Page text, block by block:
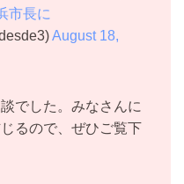
市長に
August 18,
でした。みなさんに
るので、ぜひご覧下